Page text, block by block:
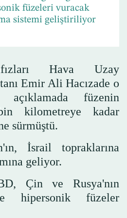
füzeleri vuracak
sistemi geliştiriliyor
Hava Uzay
Emir Ali Hacızade o
açıklamada füzenin
kilometreye kadar
sürmüştü.
İsrail topraklarına
geliyor.
Çin ve Rusya'nın
hipersonik füzeler